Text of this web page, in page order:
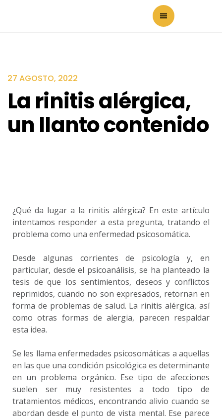
27 AGOSTO, 2022
La rinitis alérgica,
un llanto contenido
¿Qué da lugar a la rinitis alérgica? En este artículo
intentamos responder a esta pregunta, tratando el
problema como una enfermedad psicosomática.
Desde algunas corrientes de psicología y, en
particular, desde el psicoanálisis, se ha planteado la
tesis de que los sentimientos, deseos y conflictos
reprimidos, cuando no son expresados, retornan en
forma de problemas de salud. La rinitis alérgica, así
como otras formas de alergia, parecen respaldar
esta idea.
Se les llama enfermedades psicosomáticas a aquellas
en las que una condición psicológica es determinante
en un problema orgánico. Ese tipo de afecciones
suelen ser muy resistentes a todo tipo de
tratamientos médicos, encontrando alivio cuando se
abordan desde el punto de vista mental. Ese parece